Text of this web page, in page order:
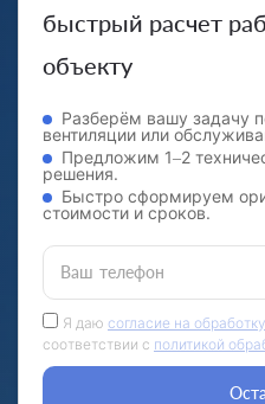
быстрый расчет
объекту
Разберём вашу задачу
вентиляции или
Предложим 1–2
решения.
Быстро сформируем
стоимости и сроков.
Ваш телефон
Я даю согласие на
соответствии с политикой